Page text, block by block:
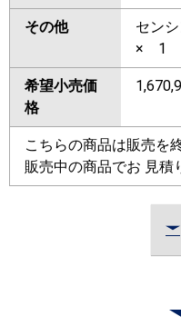
その他
セン
× 1
希望小売価
格
こちらの商品は販売を
販売中の商品でお 見積